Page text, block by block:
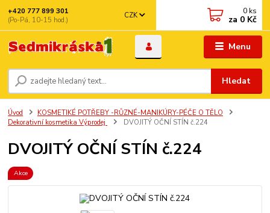
Menu
CZK
Hledat
+420 777 899 301
(Po-Pá, 10-15 hod.)
0 ks
za 0 Kč
Úvod
KOSMETIKÉ POTŘEBY -RŮZNÉ-MANIKÚRY-PÉČE O TĚLO
Dekorativní kosmetika Výprodej
DVOJITÝ OČNÍ STÍN č.224
DVOJITÝ OČNÍ STÍN č.224
Akce